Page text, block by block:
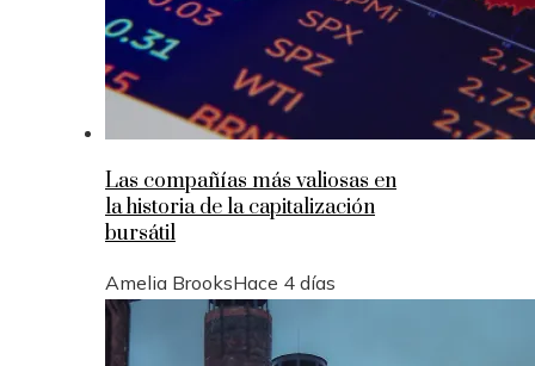
Las compañías más valiosas en
la historia de la capitalización
bursátil
Amelia BrooksHace 4 días